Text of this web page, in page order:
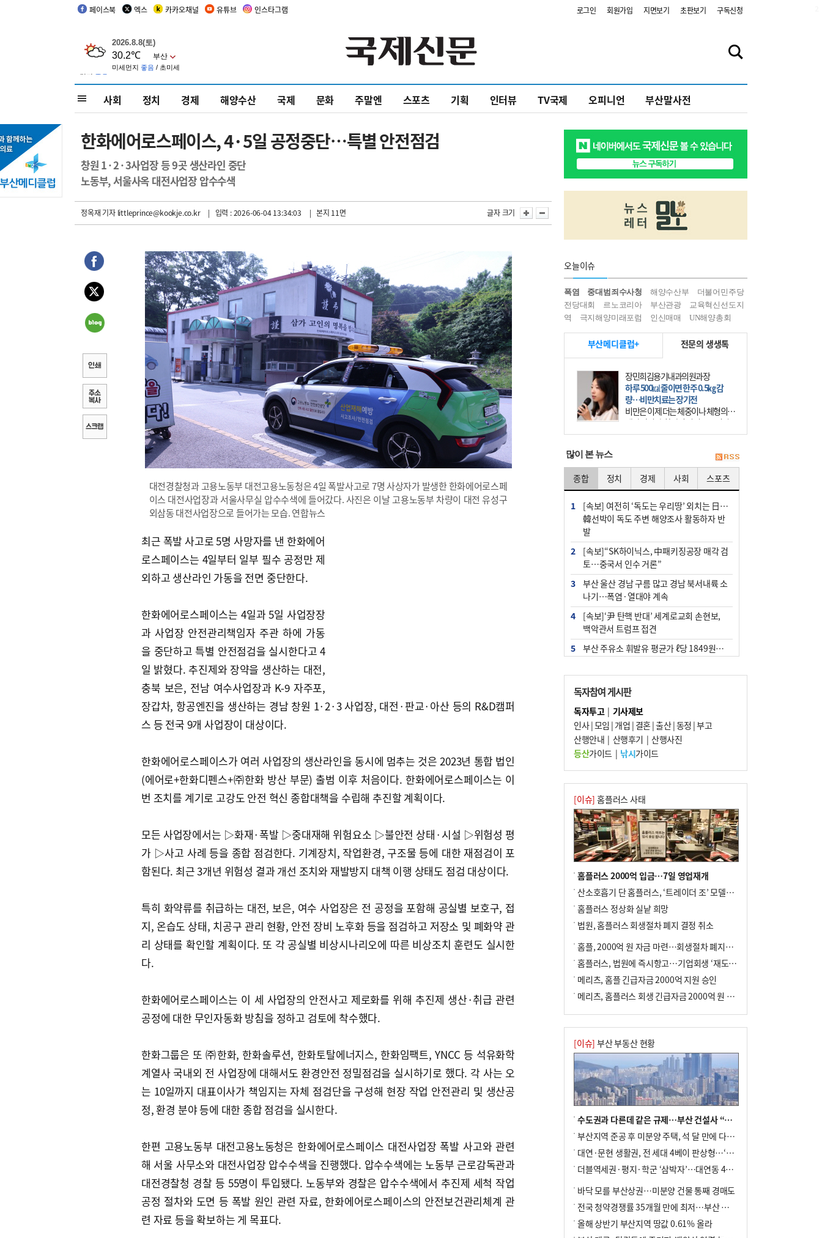
페이스북 엑스 카카오채널 유튜브 인스타그램 로그인 회원가입 지면보기 초판보기 구독신청
사회 정치 경제 해양수산 국제 문화 주말엔 스포츠 기획 인터뷰 TV국제 오피니언 부산말사전
한화에어로스페이스, 4·5일 공정중단…특별 안전점검
창원 1·2·3사업장 등 9곳 생산라인 중단
노동부, 서울사옥 대전사업장 압수수색
정옥재 기자littleprince@kookje.co.kr | 입력 : 2026-06-04 13:34:03 | 본지 11면 글자 크기
대전경찰청과 고용노동부 대전고용노동청은 4일 폭발사고로 7명 사상자가 발생한 한화에어로스페
이스 대전사업장과 서울사무실 압수수색에 들어갔다. 사진은 이날 고용노동부 차량이 대전 유성구
외삼동 대전사업장으로 들어가는 모습. 연합뉴스
최근 폭발 사고로 5명 사망자를 낸 한화에어
로스페이스는 4일부터 일부 필수 공정만 제
외하고 생산라인 가동을 전면 중단한다.
한화에어로스페이스는 4일과 5일 사업장장
과 사업장 안전관리책임자 주관 하에 가동
을 중단하고 특별 안전점검을 실시한다고 4
일 밝혔다. 추진제와 장약을 생산하는 대전,
충북 보은, 전남 여수사업장과 K-9 자주포,
장갑차, 항공엔진을 생산하는 경남 창원 1·2·3 사업장, 대전·판교·아산 등의 R&D캠퍼
스 등 전국 9개 사업장이 대상이다.
한화에어로스페이스가 여러 사업장의 생산라인을 동시에 멈추는 것은 2023년 통합 법인
(에어로+한화디펜스+㈜한화 방산 부문) 출범 이후 처음이다. 한화에어로스페이스는 이
번 조치를 계기로 고강도 안전 혁신 종합대책을 수립해 추진할 계획이다.
모든 사업장에서는 ▷화재·폭발 ▷중대재해 위험요소 ▷불안전 상태·시설 ▷위험성 평
가 ▷사고 사례 등을 종합 점검한다. 기계장치, 작업환경, 구조물 등에 대한 재점검이 포
함된다. 최근 3개년 위험성 결과 개선 조치와 재발방지 대책 이행 상태도 점검 대상이다.
특히 화약류를 취급하는 대전, 보은, 여수 사업장은 전 공정을 포함해 공실별 보호구, 접
지, 온습도 상태, 치공구 관리 현황, 안전 장비 노후화 등을 점검하고 저장소 및 폐화약 관
리 상태를 확인할 계획이다. 또 각 공실별 비상시나리오에 따른 비상조치 훈련도 실시한
다.
한화에어로스페이스는 이 세 사업장의 안전사고 제로화를 위해 추진제 생산·취급 관련
공정에 대한 무인자동화 방침을 정하고 검토에 착수했다.
한화그룹은 또 ㈜한화, 한화솔루션, 한화토탈에너지스, 한화임팩트, YNCC 등 석유화학
계열사 국내외 전 사업장에 대해서도 환경안전 정밀점검을 실시하기로 했다. 각 사는 오
는 10일까지 대표이사가 책임지는 자체 점검단을 구성해 현장 작업 안전관리 및 생산공
정, 환경 분야 등에 대한 종합 점검을 실시한다.
한편 고용노동부 대전고용노동청은 한화에어로스페이스 대전사업장 폭발 사고와 관련
해 서울 사무소와 대전사업장 압수수색을 진행했다. 압수수색에는 노동부 근로감독관과
대전경찰청 경찰 등 55명이 투입됐다. 노동부와 경찰은 압수수색에서 추진제 세척 작업
공정 절차와 도면 등 폭발 원인 관련 자료, 한화에어로스페이스의 안전보건관리체계 관
련 자료 등을 확보하는 게 목표다.
오늘이슈
폭염 중대범죄수사청 해양수산부
더불어민주당
전당대회
르노코리아 부산관광
교육혁신선도지
역
극지해양미래포럼 인신매매 UN해양총회
부산메디클럽+ 전문의 생생톡
장민희김용기내과의원과장
하루 500㎉ 줄이면 한주 0.5㎏ 감
량…비만치료는 장기전
비만은 이제 더는 체중이나 체형의 문
제가 아니다. 하나의 질병으로 인지
하고 치료와 관리를 해야 한다. 세계
많이 본 뉴스
종합 정치 경제 사회 스포츠
1
[속보] 여전히 ‘독도는 우리땅’ 외치는 日…
韓선박이 독도 주변 해양조사 활동하자 반
발
2
[속보]“SK하이닉스, 中패키징공장 매각 검
토…중국서 인수 거론”
3
부산 울산 경남 구름 많고 경남 북서내륙 소
나기…폭염·열대야 계속
4
[속보]‘尹 탄핵 반대’ 세계로교회 손현보,
백악관서 트럼프 접견
5
부산 주유소 휘발유 평균가 ℓ당 1849원…
군사기밀 유출자 색출 지시
7
[속보] ‘심판 성접대’ 논란 축구협회 공식 사
과…“현재는 부적절 행위 없어”
8
"올해 코스피 사이드카 43회 중 25회는 삼
전닉스 ETF 이후 발생"
10 서울 중랑구서 흉기 난동…60대 남성 2명
사망
독자참여 게시판
독자투고| 기사제보
인사|모임 | 개업 | 결혼|출산|동정 |부고
산행안내 | 산행후기 | 산행사진
등산가이드| 낚시가이드
[이슈] 홈플러스 사태
홈플러스 2000억 입금…7일 영업재개
산소호흡기 단 홈플러스, ‘트레이더 조’ 모델로 살아날까
홈플러스 정상화 실낱 희망
법원, 홈플러스 회생절차 폐지 결정 취소
홈플, 2000억 원 자금 마련…회생절차 폐지에 즉시항고(종합)
홈플러스, 법원에 즉시항고…기업회생 ‘재도전’
메리츠, 홈플 긴급자금 2000억 지원 승인
메리츠, 홈플러스 회생 긴급자금 2000억 원 지원 승인
[이슈] 부산 부동산 현황
수도권과 다른데 같은 규제…부산 건설사 “쓰러지기 직전”
부산지역 준공 후 미분양 주택, 석 달 만에 다시 3000가구 넘어서
대연·문현 생활권, 전 세대 4베이 판상형…‘더샵 트리센트’ 내달 분양
더블역세권·평지·학군 ‘삼박자’…대연동 42층 브랜드 단지
바닥 모를 부산상권…미분양 건물 통째 경매도
전국 청약경쟁률 35개월 만에 최저…부산 미분양 ‘적체’ 심화
올해 상반기 부산지역 땅값 0.61% 올라